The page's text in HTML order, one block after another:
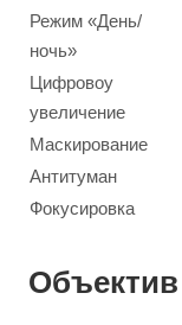
Режим «День/
ночь»
Цифровоу
увеличение
Маскирование
Антитуман
Фокусировка
Объектив